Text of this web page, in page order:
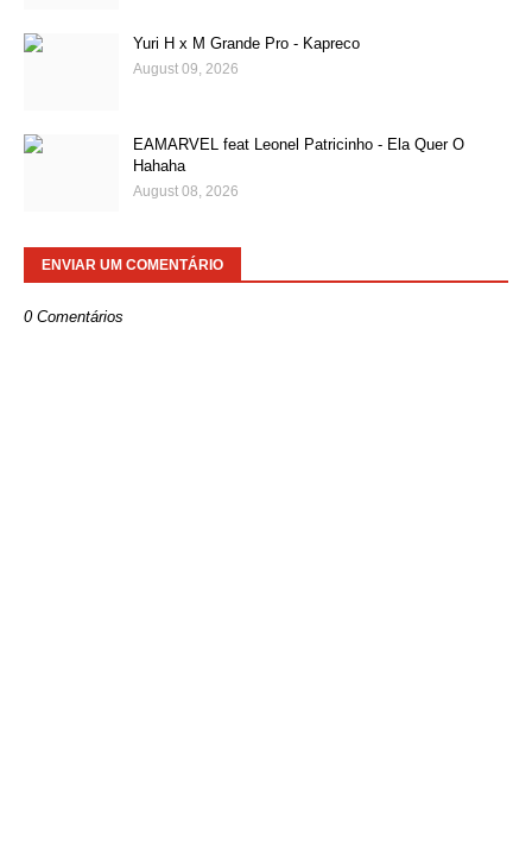
Yuri H x M Grande Pro - Kapreco
August 09, 2026
EAMARVEL feat Leonel Patricinho - Ela Quer O
Hahaha
August 08, 2026
ENVIAR UM COMENTÁRIO
0 Comentários